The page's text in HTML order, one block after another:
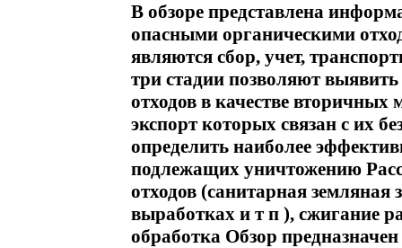
В обзоре представлена
опасными органическими
являются сбор, учет,
три стадии позволяют
отходов в качестве
экспорт которых связан с их
определить наиболее
подлежащих уничтожению
отходов (санитарная
выработках и т п ), сжигание
обработка Обзор